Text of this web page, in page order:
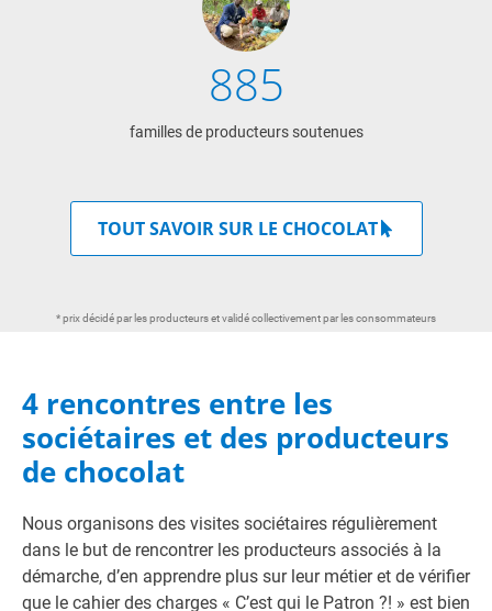
885
familles de producteurs soutenues
TOUT SAVOIR SUR LE CHOCOLAT
* prix décidé par les producteurs et validé collectivement par les consommateurs
4 rencontres entre les
sociétaires et des producteurs
de chocolat
Nous organisons des visites sociétaires régulièrement
dans le but de rencontrer les producteurs associés à la
démarche, d’en apprendre plus sur leur métier et de vérifier
que le cahier des charges « C’est qui le Patron ?! » est bien